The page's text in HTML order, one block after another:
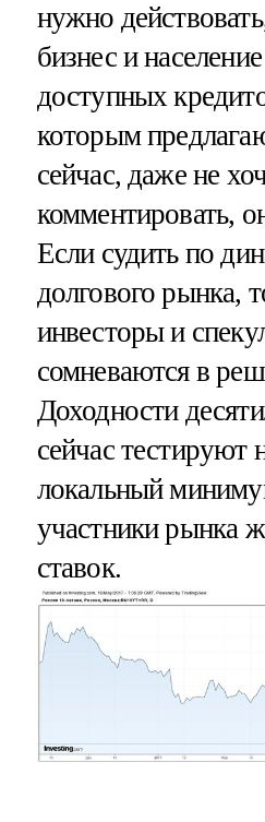
нужно
бизнес и
доступных
которым
сейчас, даже не
комментировать,
Если судить по
долгового рынка,
инвесторы и
сомневаются в
Доходности
сейчас тестируют
локальный
участники рынка
ставок.